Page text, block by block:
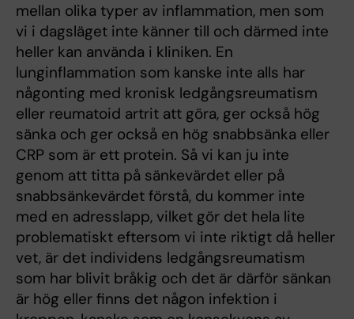
mellan olika typer av inflammation, men som
vi i dagsläget inte känner till och därmed inte
heller kan använda i kliniken. En
lunginflammation som kanske inte alls har
någonting med kronisk ledgångsreumatism
eller reumatoid artrit att göra, ger också hög
sänka och ger också en hög snabbsänka eller
CRP som är ett protein. Så vi kan ju inte
genom att titta på sänkevärdet eller på
snabbsänkevärdet förstå, du kommer inte
med en adresslapp, vilket gör det hela lite
problematiskt eftersom vi inte riktigt då heller
vet, är det individens ledgångsreumatism
som har blivit bråkig och det är därför sänkan
är hög eller finns det någon infektion i